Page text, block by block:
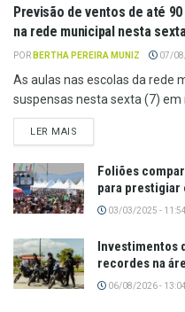
Previsão de ventos de até
na rede municipal nesta
POR BERTHA PEREIRA MUNIZ 07/
As aulas nas escolas da rede
suspensas nesta sexta (7) em
LER MAIS
Foliões
para prestigiar
03/03/2025 - 11:54
Investimentos
recordes na
06/08/2026 - 13:04